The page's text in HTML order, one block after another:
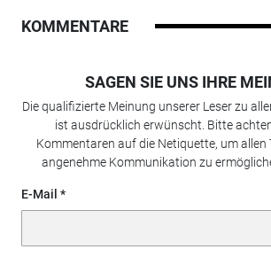
KOMMENTARE
SAGEN SIE UNS IHRE
Die qualifizierte Meinung unserer Leser zu
ist ausdrücklich erwünscht. Bitte
Kommentaren auf die Netiquette, um allen
angenehme Kommunikation zu
E-Mail